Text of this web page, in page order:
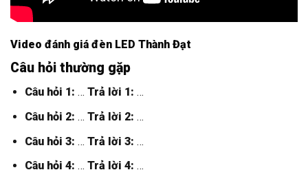
Video đánh giá đèn LED Thành Đạt
Câu hỏi thường gặp
Câu hỏi 1: …Trả lời 1: …
Câu hỏi 2: …Trả lời 2: …
Câu hỏi 3: …Trả lời 3: …
Câu hỏi 4: …Trả lời 4: …